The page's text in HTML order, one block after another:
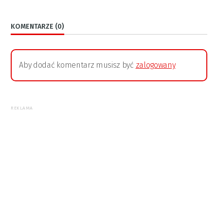
KOMENTARZE (0)
Aby dodać komentarz musisz być zalogowany
REKLAMA